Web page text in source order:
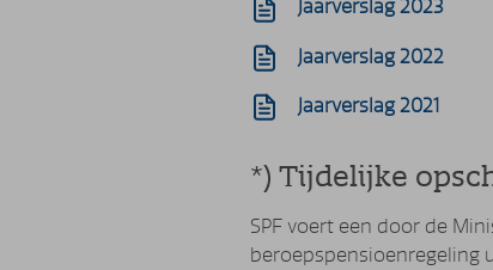
Jaarverslag 2023
Jaarverslag 2022
Jaarverslag 2021
*) Tijdelijke
SPF voert een door de
beroepspensioenregeling